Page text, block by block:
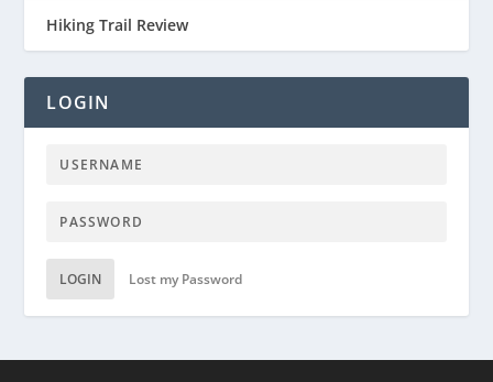
Hiking Trail Review
LOGIN
LOGIN Lost my Password